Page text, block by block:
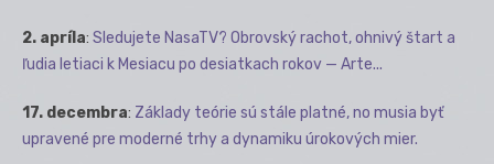
2. apríla: Sledujete NasaTV? Obrovský rachot, ohnivý štart a
ľudia letiaci k Mesiacu po desiatkach rokov — Arte...
17. decembra: Základy teórie sú stále platné, no musia byť
upravené pre moderné trhy a dynamiku úrokových mier.